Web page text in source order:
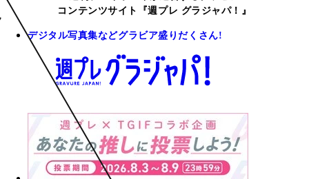
コンテンツサイト『週プレ グラジャパ！』
デジタル写真集などグラビア盛りだくさん!